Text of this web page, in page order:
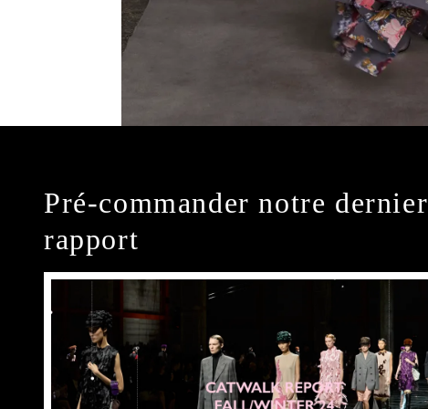
Pré-commander notre dernier
rapport